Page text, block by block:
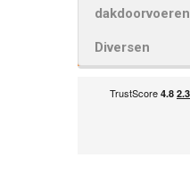
dakdoorvoeren
Diversen